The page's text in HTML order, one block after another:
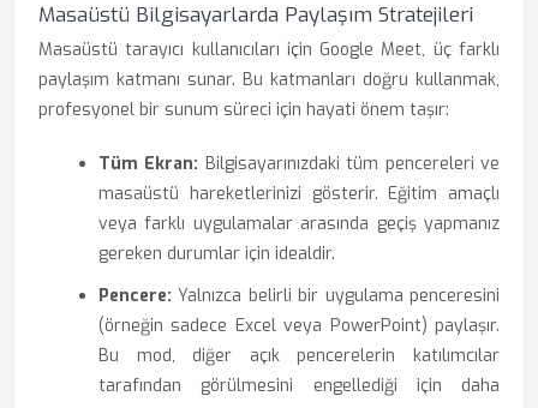
Masaüstü Bilgisayarlarda Paylaşım Stratejileri
Masaüstü tarayıcı kullanıcıları için Google Meet, üç farklı
paylaşım katmanı sunar. Bu katmanları doğru kullanmak,
profesyonel bir sunum süreci için hayati önem taşır:
Tüm Ekran: Bilgisayarınızdaki tüm pencereleri ve
masaüstü hareketlerinizi gösterir. Eğitim amaçlı
veya farklı uygulamalar arasında geçiş yapmanız
gereken durumlar için idealdir.
Pencere: Yalnızca belirli bir uygulama penceresini
(örneğin sadece Excel veya PowerPoint) paylaşır.
Bu mod, diğer açık pencerelerin katılımcılar
tarafından görülmesini engellediği için daha